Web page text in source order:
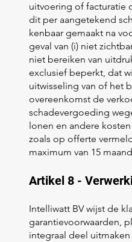
uitvoering of facturatie
dit per aangetekend
kenbaar gemaakt na
geval van (i) niet
niet bereiken van
exclusief beperkt, dat
uitwisseling van of het
overeenkomst de
schadevergoeding
lonen en andere
zoals op offerte
maximum van 15
Artikel 8 -
Intelliwatt BV wijst de
garantievoorwaarden,
integraal deel